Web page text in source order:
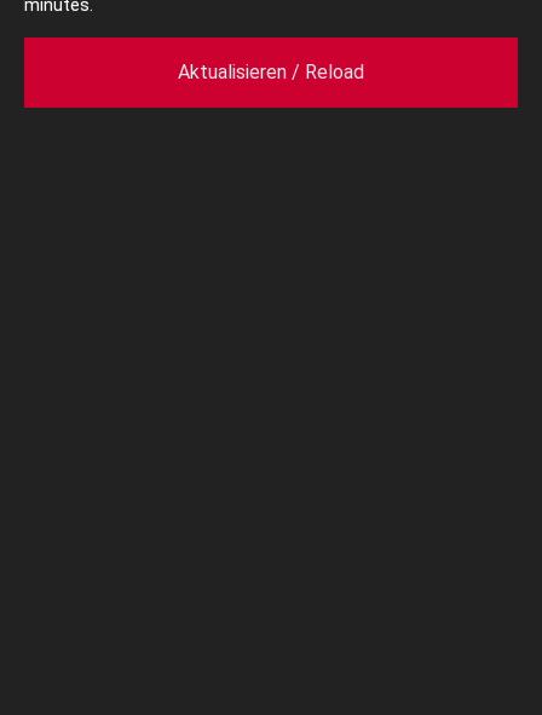
minutes.
Aktualisieren / Reload